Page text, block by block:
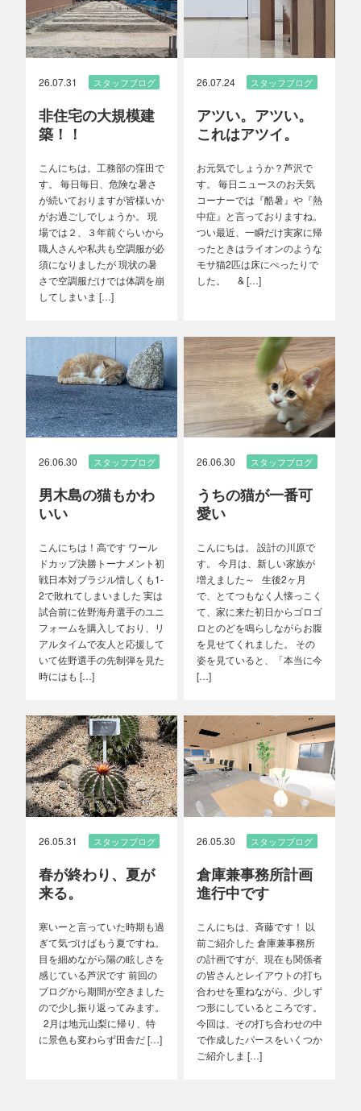
26.07.31 スタッフブログ
非住宅の大規模建
築！！
こんにちは。工務部の窪田で
す。 毎日毎日、危険な暑さ
が続いておりますが皆様いか
がお過ごしでしょうか。 現
場では２、３年前ぐらいから
職人さんや私共も空調服が必
須になりましたが 現状の暑
さで空調服だけでは体調を崩
してしまいま […]
26.07.24 スタッフブログ
アツい。アツい。
これはアツイ。
お元気でしょうか？芦沢で
す。 毎日ニュースのお天気
コーナーでは『酷暑』や『熱
中症』と言っておりますね。
つい最近、一瞬だけ実家に帰
ったときはライオンのような
モサ猫2匹は床にぺったりで
した。 & […]
26.06.30 スタッフブログ
男木島の猫もかわ
いい
こんにちは！高です ワール
ドカップ決勝トーナメント初
戦日本対ブラジル惜しくも1-
2で敗れてしまいました 実は
試合前に佐野海舟選手のユニ
フォームを購入しており、リ
アルタイムで友人と応援して
いて佐野選手の先制弾を見た
時にはも […]
26.06.30 スタッフブログ
うちの猫が一番可
愛い
こんにちは。 設計の川原で
す。 今月は、新しい家族が
増えました～ 生後2ヶ月
で、とてつもなく人懐っこく
て、家に来た初日からゴロゴ
ロとのどを鳴らしながらお腹
を見せてくれました。 その
姿を見ていると、「本当に今
[…]
26.05.31 スタッフブログ
春が終わり、夏が
来る。
寒いーと言っていた時期も過
ぎて気づけばもう夏ですね。
目を細めながら陽の眩しさを
感じている芦沢です 前回の
ブログから期間が空きました
ので少し振り返ってみます。
2月は地元山梨に帰り、特
に景色も変わらず田舎だ […]
26.05.30 スタッフブログ
倉庫兼事務所計画
進行中です
こんにちは、斉藤です！ 以
前ご紹介した 倉庫兼事務所
の計画ですが、現在も関係者
の皆さんとレイアウトの打ち
合わせを重ねながら、少しず
つ形にしているところです。
今回は、その打ち合わせの中
で作成したパースをいくつか
ご紹介しま […]